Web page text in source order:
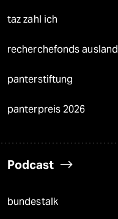
taz zahl ich
recherchefonds ausland
panterstiftung
panterpreis 2026
Podcast
bundestalk